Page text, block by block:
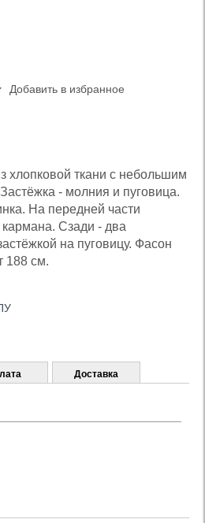
Добавить в избранное
хлопковой ткани с небольшим
- молния и пуговица.
На передней части
Сзади - два
на пуговицу. Фасон
188 см.
Доставка